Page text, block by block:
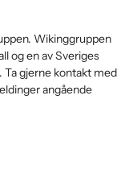
Wikinggruppen
og en av Sveriges
gjerne kontakt med
angående